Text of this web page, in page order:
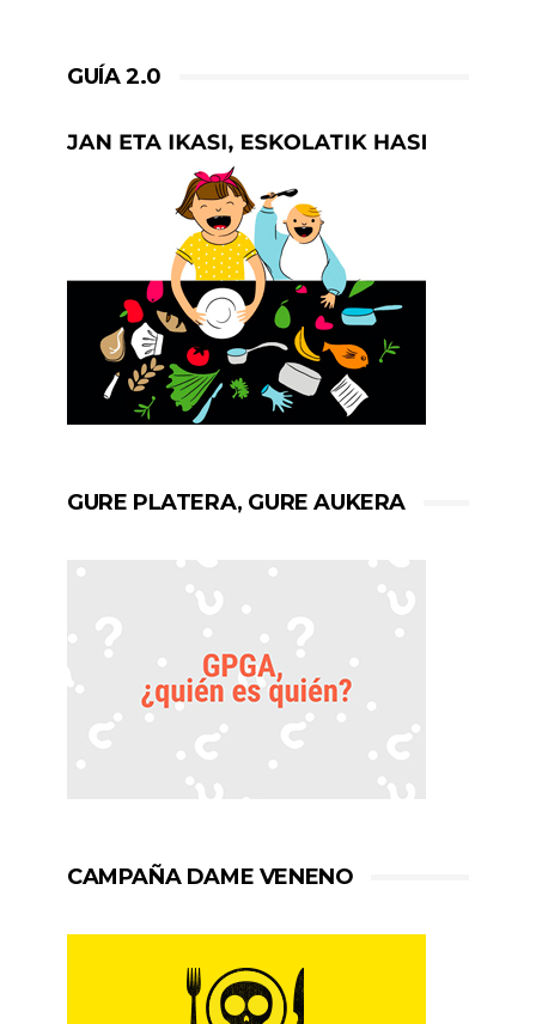
GUÍA 2.0
GURE PLATERA, GURE AUKERA
CAMPAÑA DAME VENENO